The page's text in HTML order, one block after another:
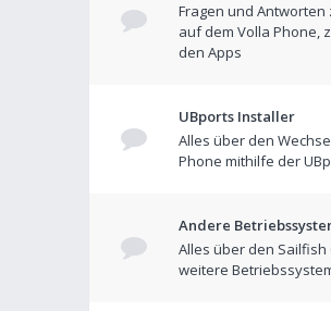
Fragen und
auf dem Volla Phone,
den Apps
UBports Installer
Alles über den
Phone mithilfe der
Andere
Alles über den
weitere